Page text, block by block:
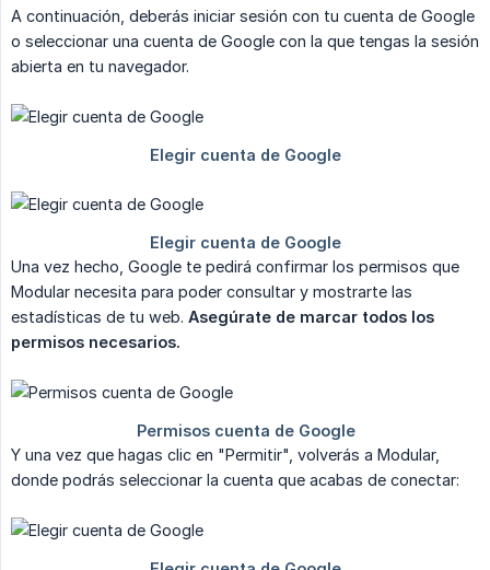
A continuación, deberás iniciar sesión con tu cuenta de Google
o seleccionar una cuenta de Google con la que tengas la sesión
abierta en tu navegador.
Una vez hecho, Google te pedirá confirmar los permisos que
Modular necesita para poder consultar y mostrarte las
estadísticas de tu web. Asegúrate de marcar todos los
permisos necesarios.
Y una vez que hagas clic en "Permitir", volverás a Modular,
donde podrás seleccionar la cuenta que acabas de conectar: